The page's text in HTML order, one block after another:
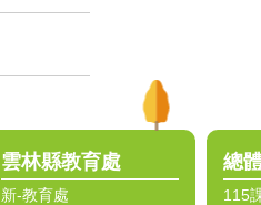
雲林縣教育處
新-教育處
總
115